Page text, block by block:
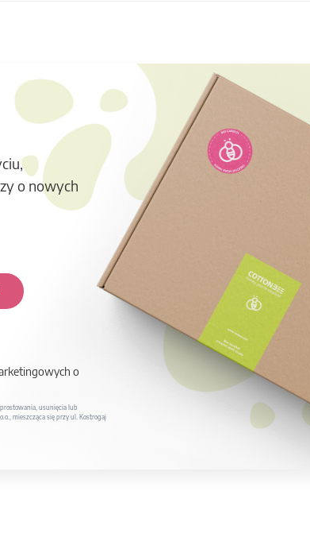
o nowych
o
usunięcia lub
mieszcząca się przy ul. Kostrogaj